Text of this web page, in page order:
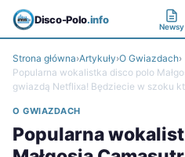
Disco-Polo.info
Newsy
Strona główna›Artykuły›O Gwiazdach›
Popularna wokalistka disco polo
gwiazdą Netflixa! Będziecie w szoku
O GWIAZDACH
Popularna